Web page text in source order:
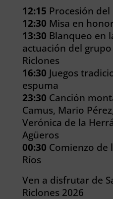
12:15 Procesión
12:30 Misa en
13:30 Blanqueo en
actuación del
Riclones
16:30 Juegos
espuma
23:30 Canción
Camus, Mario
Verónica de la
Agüeros
00:30 Comienzo de
Ríos
Ven a disfrutar de
Riclones 2026